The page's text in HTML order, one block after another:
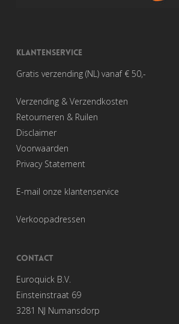
KLANTENSERVICE
Gratis verzending (NL) vanaf € 50,-
Verzending & Verzendkosten
Retourneren & Ruilen
Disclaimer
Voorwaarden
Privacy Statement
E-mail onze klantenservice
Verkoopadressen
CONTACT
Euroquick B.V.
Einsteinstraat 69
3281 NJ Numansdorp